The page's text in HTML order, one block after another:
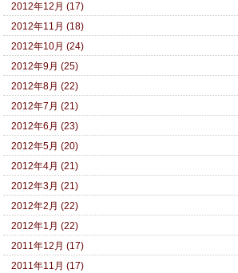
2012年12月 (17)
2012年11月 (18)
2012年10月 (24)
2012年9月 (25)
2012年8月 (22)
2012年7月 (21)
2012年6月 (23)
2012年5月 (20)
2012年4月 (21)
2012年3月 (21)
2012年2月 (22)
2012年1月 (22)
2011年12月 (17)
2011年11月 (17)